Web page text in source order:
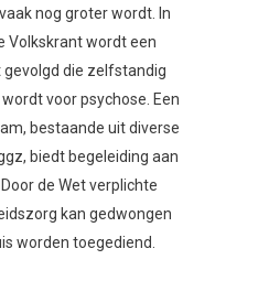
nog groter wordt. In
Volkskrant wordt een
die zelfstandig
voor psychose. Een
bestaande uit diverse
biedt begeleiding aan
de Wet verplichte
kan gedwongen
worden toegediend.